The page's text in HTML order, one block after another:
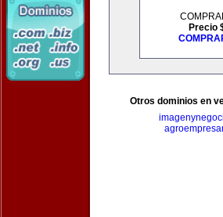
Precio
Otros dominios en